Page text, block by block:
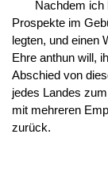
Nachdem ich
Prospekte im
legten, und einen
Ehre anthun will,
Abschied von
jedes Landes
mit mehreren
zurück.